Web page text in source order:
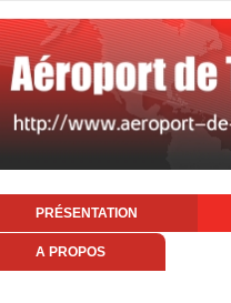
PRÉSENTATION
A PROPOS